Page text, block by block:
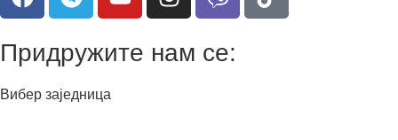
Придружите нам се:
Вибер заједница